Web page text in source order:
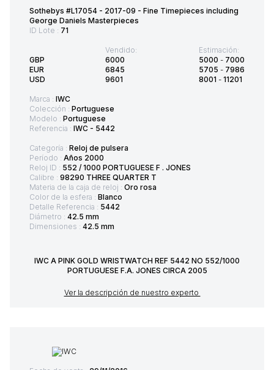
Sothebys #L17054 - 2017-09 - Fine Timepieces including
George Daniels Masterpieces
ID Lote : 71
GBP
EUR
USD
Vendido:
6000
6845
9601
Estimación:
5000 - 7000
5705 - 7986
8001 - 11201
Marca : IWC
Colección : Portuguese
Modelo : Portuguese
Referencia : IWC - 5442
Categoría : Reloj de pulsera
Período : Años 2000
Reloj ID : 552 / 1000 PORTUGUESE F . JONES
Calibre : 98290 THREE QUARTER T
Materia de la caja de reloj : Oro rosa
Color de la esfera : Blanco
Detalle Referencia : 5442
Diámetro : 42.5 mm
Dimensiones : 42.5 mm
IWC A PINK GOLD WRISTWATCH REF 5442 NO 552/1000
PORTUGUESE F.A. JONES CIRCA 2005
Ver la descripción de nuestro experto